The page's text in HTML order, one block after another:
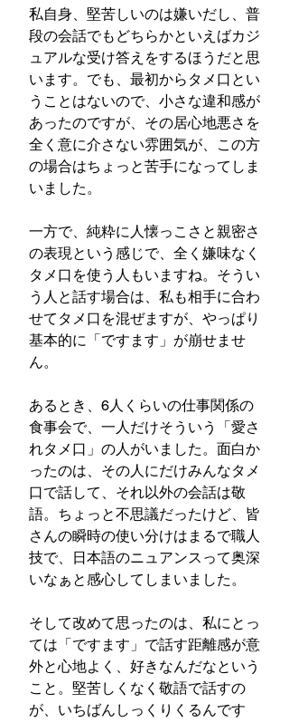
私自身、堅苦しいのは嫌いだし、普
段の会話でもどちらかといえばカジ
ュアルな受け答えをするほうだと思
います。でも、最初からタメ口とい
うことはないので、小さな違和感が
あったのですが、その居心地悪さを
全く意に介さない雰囲気が、この方
の場合はちょっと苦手になってしま
いました。
一方で、純粋に人懐っこさと親密さ
の表現という感じで、全く嫌味なく
タメ口を使う人もいますね。そうい
う人と話す場合は、私も相手に合わ
せてタメ口を混ぜますが、やっぱり
基本的に「ですます」が崩せませ
ん。
あるとき、6人くらいの仕事関係の
食事会で、一人だけそういう「愛さ
れタメ口」の人がいました。面白か
ったのは、その人にだけみんなタメ
口で話して、それ以外の会話は敬
語。ちょっと不思議だったけど、皆
さんの瞬時の使い分けはまるで職人
技で、日本語のニュアンスって奥深
いなぁと感心してしまいました。
そして改めて思ったのは、私にとっ
ては「ですます」で話す距離感が意
外と心地よく、好きなんだなという
こと。堅苦しくなく敬語で話すの
が、いちばんしっくりくるんです